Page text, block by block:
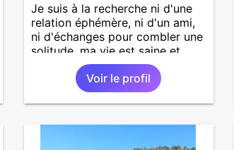
Je suis à la recherche ni d'une
relation éphémère, ni d'un ami,
ni d'échanges pour combler une
solitude, ma vie est saine et
équilibrée avec un travail, des
amis, et des loisirs. Je souhaite
simplement rencontrer un
homme de la région de Orvault
Voir le profil